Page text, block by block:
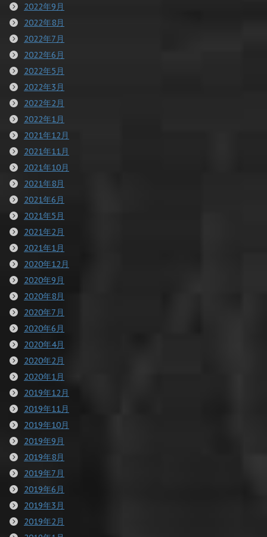
2022年9月
2022年8月
2022年7月
2022年6月
2022年5月
2022年3月
2022年2月
2022年1月
2021年12月
2021年11月
2021年10月
2021年8月
2021年6月
2021年5月
2021年2月
2021年1月
2020年12月
2020年9月
2020年8月
2020年7月
2020年6月
2020年4月
2020年2月
2020年1月
2019年12月
2019年11月
2019年10月
2019年9月
2019年8月
2019年7月
2019年6月
2019年3月
2019年2月